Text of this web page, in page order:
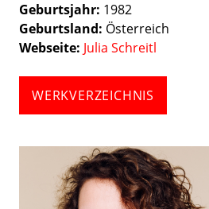
Geburtsjahr 1982
Geburtsland Österreich
Webseite Julia Schreitl
WERKVERZEICHNIS